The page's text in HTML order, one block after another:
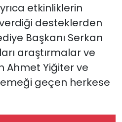
etkinliklerin
desteklerden
Başkanı Serkan
araştırmalar ve
Ahmet Yiğiter ve
emeği geçen herkese